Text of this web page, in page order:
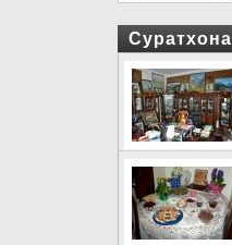
Суратхона